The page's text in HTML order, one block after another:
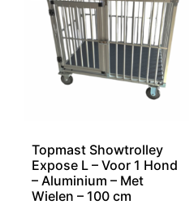
Topmast Showtrolley
Expose L – Voor 1 Hond
– Aluminium – Met
Wielen – 100 cm